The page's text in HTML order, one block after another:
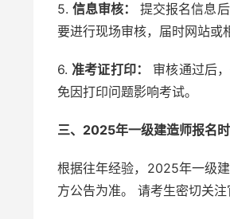
5.信息审核：
提交报名信息
要进行现场审核，届时网站或
6. 准考证打印：
审核通过后
免因打印问题影响考试。
三、2025年一级建造师报名时
根据往年经验，2025年一级
方公告为准。 请考生密切关